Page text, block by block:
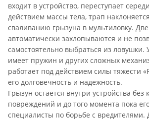
входит в устройство, переступает
действием массы тела, трап
сваливанию грызуна в мультиловку.
автоматически захлопываются и не
самостоятельно выбраться из ловушки.
имеет пружин и других сложных
работает под действием силы тяжести
его долговечность и надежность.
Грызун остается внутри устройства без
повреждений и до того момента пока
специалисты по борьбе с вредителями.